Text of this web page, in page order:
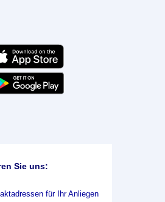
Sie uns:
für Ihr Anliegen